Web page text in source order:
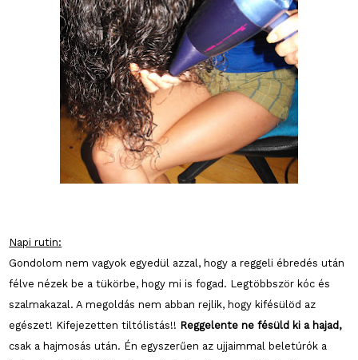
Napi rutin:
Gondolom nem vagyok egyedül azzal, hogy a reggeli ébredés után
félve nézek be a tükörbe, hogy mi is fogad. Legtöbbször kóc és
szalmakazal. A megoldás nem abban rejlik, hogy kifésülöd az
egészet! Kifejezetten tiltólistás!! Reggelente ne fésüld ki a hajad,
csak a hajmosás után. Én egyszerűen az ujjaimmal beletúrók a